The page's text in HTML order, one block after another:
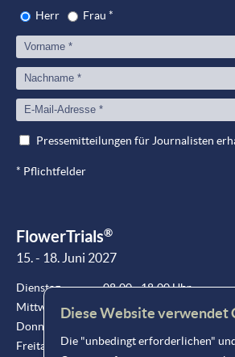
Herr Frau *
Pressemitteilungen für Journalisten
* Pflichtfelder
FlowerTrials®
15. - 18. Juni 2027
Dienstag
08:00 - 18:00 Uhr
Mittwoch
08:00 - 18:00 Uhr
Donnerstag
Freitag
08:00 - 15:00 Uhr
Diese Website verwendet
Die "unbedingt erforderlichen"